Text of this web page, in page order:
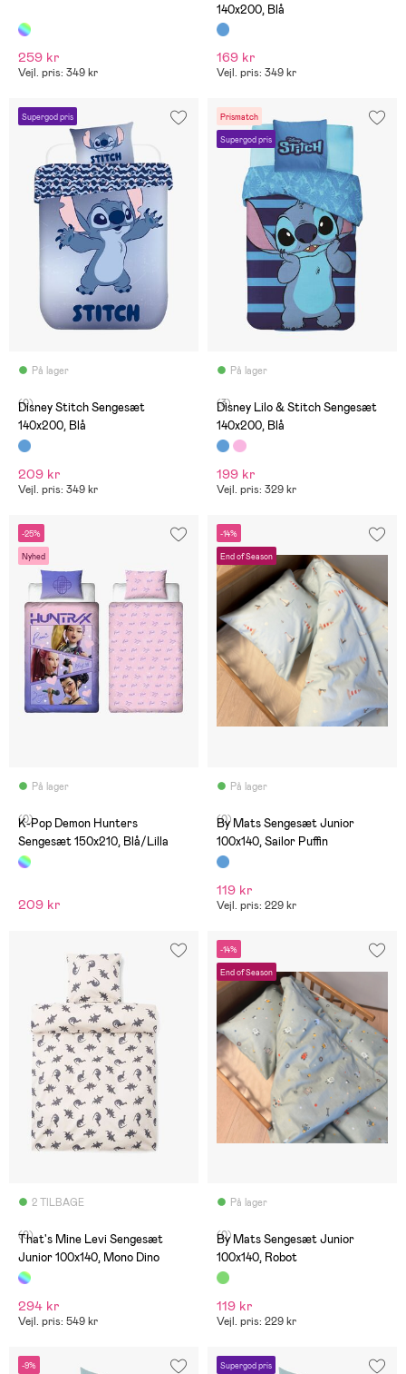
259 kr
Vejl. pris: 349 kr
140x200, Blå
169 kr
Vejl. pris: 349 kr
Supergod pris
På lager
(0)
Disney Stitch Sengesæt
140x200, Blå
209 kr
Vejl. pris: 349 kr
Prismatch
Supergod pris
På lager
(3)
Disney Lilo & Stitch Sengesæt
140x200, Blå
199 kr
Vejl. pris: 329 kr
-25%
Nyhed
På lager
(0)
K-Pop Demon Hunters
Sengesæt 150x210, Blå/Lilla
209 kr
-14%
End of Season
På lager
(0)
By Mats Sengesæt Junior
100x140, Sailor Puffin
119 kr
Vejl. pris: 229 kr
2 TILBAGE
(0)
That's Mine Levi Sengesæt
Junior 100x140, Mono Dino
294 kr
Vejl. pris: 549 kr
-14%
End of Season
På lager
(0)
By Mats Sengesæt Junior
100x140, Robot
119 kr
Vejl. pris: 229 kr
-9% Supergod pris